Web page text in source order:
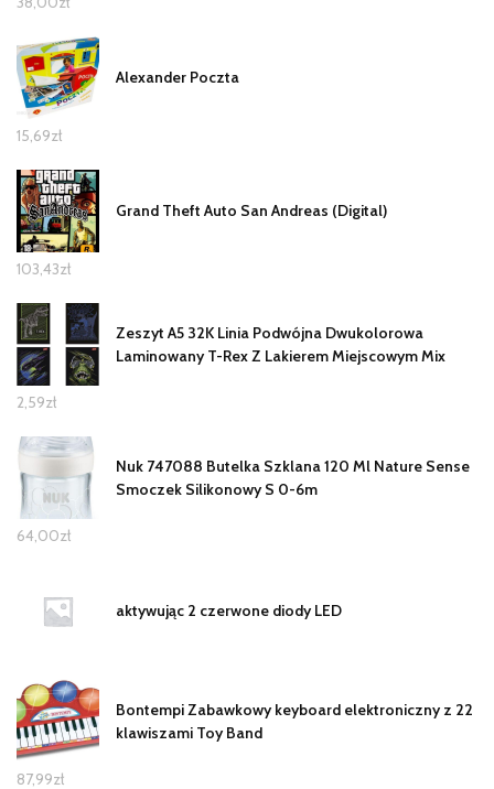
Alexander Poczta
15,69zł
Grand Theft Auto San Andreas (Digital)
103,43zł
Zeszyt A5 32K Linia Podwójna Dwukolorowa
Laminowany T-Rex Z Lakierem Miejscowym Mix
2,59zł
Nuk 747088 Butelka Szklana 120 Ml Nature Sense
Smoczek Silikonowy S 0-6m
64,00zł
aktywując 2 czerwone diody LED
Bontempi Zabawkowy keyboard elektroniczny z 22
klawiszami Toy Band
87,99zł